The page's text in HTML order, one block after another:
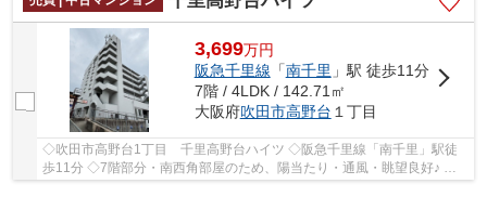
3,699万円
阪急千里線 「南千里 」駅 徒歩11分
7階 / 4LDK / 142.71㎡
大阪府吹田市高野台 １丁目
◇吹田市高野台1丁目 千里高野台ハイツ ◇阪急千里線「南千里」駅徒
歩11分 ◇7階部分・南西角部屋のため、陽当たり・通風・眺望良好♪ ◇